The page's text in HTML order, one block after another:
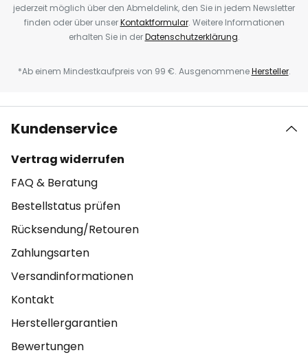
jederzeit möglich über den Abmeldelink, den Sie in jedem Newsletter
finden oder über unserKontaktformular. Weitere Informationen
erhalten Sie in derDatenschutzerklärung.
*Ab einem Mindestkaufpreis von 99 €. AusgenommeneHersteller.
Kundenservice
Vertrag widerrufen
FAQ & Beratung
Bestellstatus prüfen
Rücksendung/Retouren
Zahlungsarten
Versandinformationen
Kontakt
Herstellergarantien
Bewertungen